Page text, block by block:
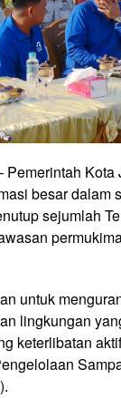
Pemerintah Kota
besar dalam
sejumlah
untuk
lingkungan
keterlibatan